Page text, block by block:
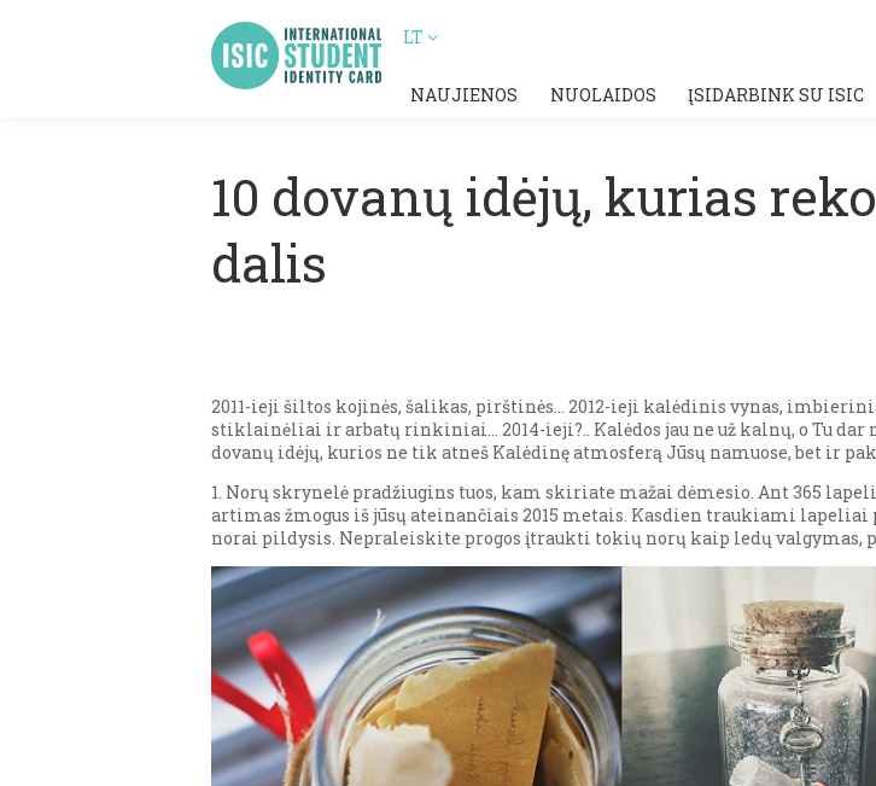
LT
NAUJIENOS NUOLAIDOS ĮSIDARBINK SU ISIC
10 dovanų idėjų, kurias
dalis
2011-ieji šiltos kojinės, šalikas, pirštinės… 2012-ieji kalėdinis vynas,
stiklainėliai ir arbatų rinkiniai… 2014-ieji?.. Kalėdos jau ne už kalnų, o Tu dar
dovanų idėjų, kurios ne tik atneš Kalėdinę atmosferą Jūsų namuose, bet ir
1. Norų skrynelė pradžiugins tuos, kam skiriate mažai dėmesio. Ant 365
artimas žmogus iš jūsų ateinančiais 2015 metais. Kasdien traukiami
norai pildysis. Nepraleiskite progos įtraukti tokių norų kaip ledų valgymas,